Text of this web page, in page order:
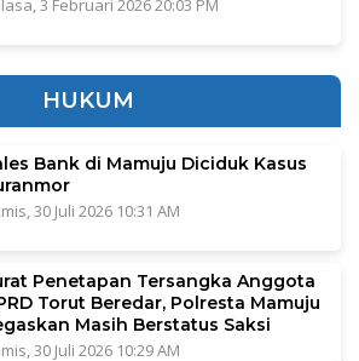
HUKUM
Bank di Mamuju Diciduk Kasus
30 Juli 2026 10:31 AM
Penetapan Tersangka Anggota
Torut Beredar, Polresta Mamuju
Masih Berstatus Saksi
30 Juli 2026 10:29 AM